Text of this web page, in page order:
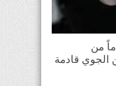
كيلوغراماً من
الجوي قادمة